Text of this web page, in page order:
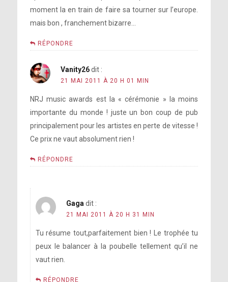
moment la en train de faire sa tourner sur l’europe.
mais bon , franchement bizarre…
RÉPONDRE
Vanity26 dit :
21 MAI 2011 À 20 H 01 MIN
NRJ music awards est la « cérémonie » la moins
importante du monde ! juste un bon coup de pub
principalement pour les artistes en perte de vitesse !
Ce prix ne vaut absolument rien !
RÉPONDRE
Gaga dit :
21 MAI 2011 À 20 H 31 MIN
Tu résume tout,parfaitement bien ! Le trophée tu
peux le balancer à la poubelle tellement qu’il ne
vaut rien.
RÉPONDRE